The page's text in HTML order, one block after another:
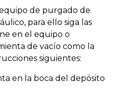
de purgado de
para ello siga las
en el equipo o
de vacío como la
siguientes:
en la boca del depósito